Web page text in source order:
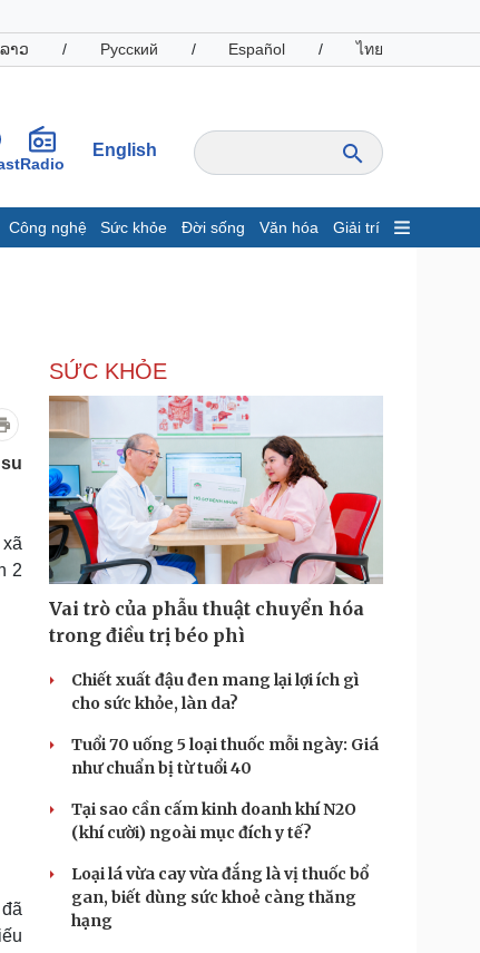
າວ / Русский / Español / ไทย
Radio
English
Công nghệ Sức khỏe Đời sống Văn hóa Giải trí
Giá cà phê
nghiệp
tin doanh nghiệp
nghiệp 24h
nhân
đồng
Công nghệ
Sành điệu
Tin Công nghệ
Trải nghiệm
Chuyển đổi số
Podcast
Câu chuyện thời sự
Đọc truyện đêm khuya
Cửa sổ tình yêu
Hạt giống tâm hồn
2
SỨC KHỎE
Vai trò của phẫu thuật chuyển hóa
trong điều trị béo phì
Chiết xuất đậu đen mang lại lợi ích gì
cho sức khỏe, làn da?
Tuổi 70 uống 5 loại thuốc mỗi ngày: Giá
như chuẩn bị từ tuổi 40
Tại sao cần cấm kinh doanh khí N2O
(khí cười) ngoài mục đích y tế?
Loại lá vừa cay vừa đắng là vị thuốc bổ
gan, biết dùng sức khoẻ càng thăng
hạng